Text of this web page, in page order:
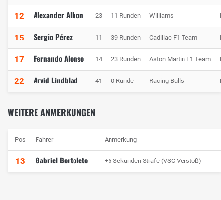
12 Alexander Albon 23 11 Runden Williams
15 Sergio Pérez 11 39 Runden Cadillac F1 Team
17 Fernando Alonso 14 23 Runden Aston Martin F1 Team
22 Arvid Lindblad 41 0 Runde Racing Bulls
WEITERE ANMERKUNGEN
Pos Fahrer Anmerkung
13 Gabriel Bortoleto +5 Sekunden Strafe (VSC Verstoß)